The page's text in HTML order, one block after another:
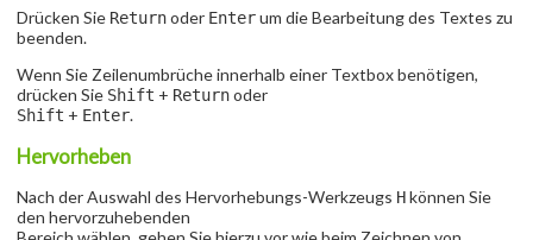
Drücken Sie Returnoder Enterum die Bearbeitung des Textes zu
beenden.
Wenn Sie Zeilenumbrüche innerhalb einer Textbox benötigen,
drücken Sie Shift + Returnoder
Shift + Enter.
Hervorheben
Nach der Auswahl des Hervorhebungs-Werkzeugs Hkönnen Sie
den hervorzuhebenden